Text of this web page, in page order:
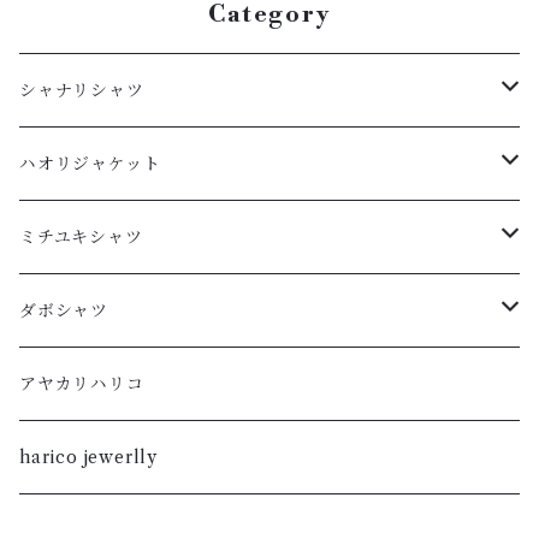
Category
シャナリシャツ
長袖
XL
L
半袖
XL
L
ハオリジャケット
L
M
S
ミチユキシャツ
L
M
S
ダボシャツ
柿渋
XL
暮染
アヤカリハリコ
harico jewerlly